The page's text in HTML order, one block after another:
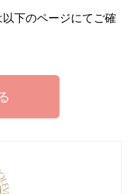
下のページにてご確